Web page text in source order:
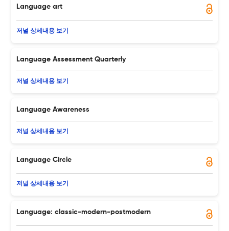
Language art
저널 상세내용 보기
Language Assessment Quarterly
저널 상세내용 보기
Language Awareness
저널 상세내용 보기
Language Circle
저널 상세내용 보기
Language: classic-modern-postmodern